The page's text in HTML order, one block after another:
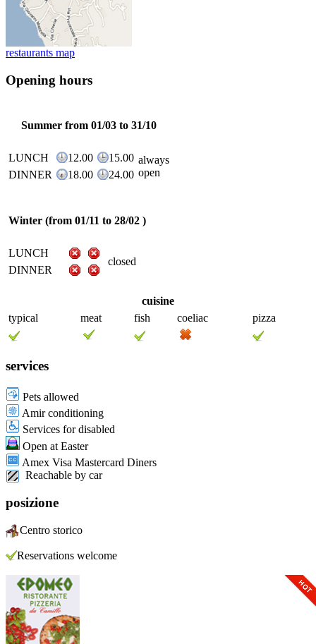
restaurants map
Opening hours
Summer from 01/03 to 31/10
LUNCH 12.00 15.00 always
open
DINNER 18.00 24.00
Winter (from 01/11 to 28/02 )
LUNCH
closed
DINNER
cuisine
typical
meat fish coeliac pizza
services
Pets allowed
Amir conditioning
Services for disabled
Open at Easter
Amex Visa Mastercard Diners
Reachable by car
posizione
Centro storico
Reservations welcome